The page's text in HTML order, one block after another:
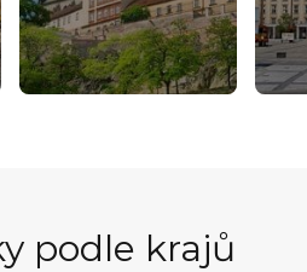
podle krajů